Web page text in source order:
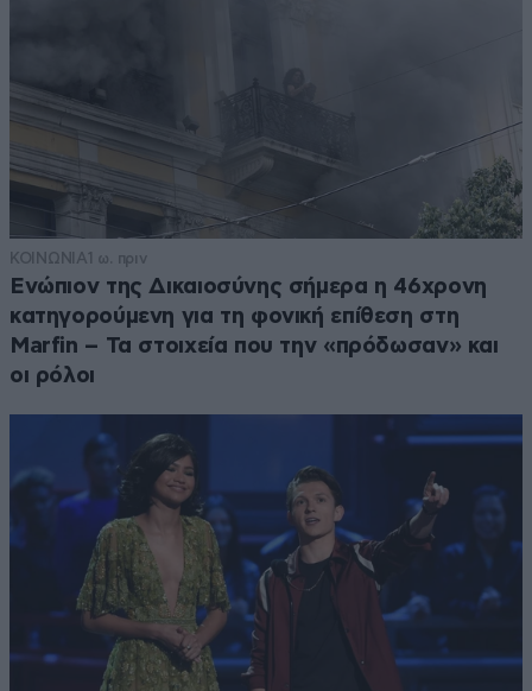
ΚΟΙΝΩΝΙΑ1 ω. πριν
Ενώπιον της Δικαιοσύνης σήμερα η 46χρονη
κατηγορούμενη για τη φονική επίθεση στη
Marfin – Τα στοιχεία που την «πρόδωσαν» και
οι ρόλοι